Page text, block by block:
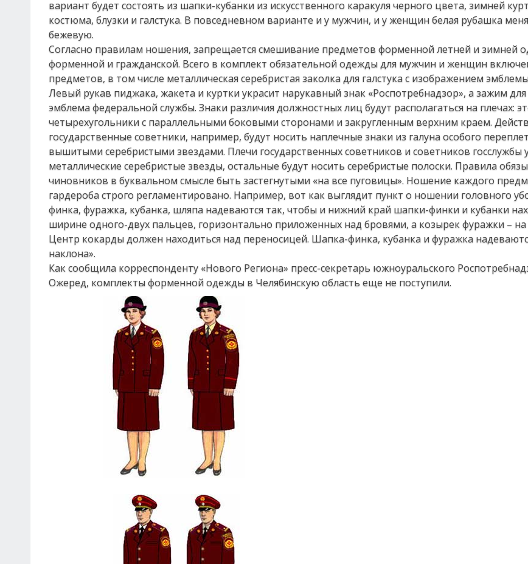
вариант будет состоять из шапки-кубанки из искусственного каракуля черного цвета, зимней
костюма, блузки и галстука. В повседневном варианте и у мужчин, и у женщин белая рубашка
бежевую.
Согласно правилам ношения, запрещается смешивание предметов форменной летней и зимней
форменной и гражданской. Всего в комплект обязательной одежды для мужчин и женщин
предметов, в том числе металлическая серебристая заколка для галстука с изображением
Левый рукав пиджака, жакета и куртки украсит нарукавный знак «Роспотребнадзор», а зажим для
эмблема федеральной службы. Знаки различия должностных лиц будут располагаться на плечах:
четырехугольники с параллельными боковыми сторонами и закругленным верхним краем.
государственные советники, например, будут носить наплечные знаки из галуна особого
вышитыми серебристыми звездами. Плечи государственных советников и советников госслужбы
металлические серебристые звезды, остальные будут носить серебристые полоски. Правила
чиновников в буквальном смысле быть застегнутыми «на все пуговицы». Ношение каждого
гардероба строго регламентировано. Например, вот как выглядит пункт о ношении головного
финка, фуражка, кубанка, шляпа надеваются так, чтобы и нижний край шапки-финки и кубанки
ширине одного-двух пальцев, горизонтально приложенных над бровями, а козырек фуражки –
Центр кокарды должен находиться над переносицей. Шапка-финка, кубанка и фуражка
наклона».
Как сообщила корреспонденту «Нового Региона» пресс-секретарь южноуральского
Ожеред, комплекты форменной одежды в Челябинскую область еще не поступили.